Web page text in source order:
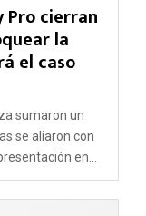
Pro cierran
la
el caso
sumaron un
se aliaron con
en...